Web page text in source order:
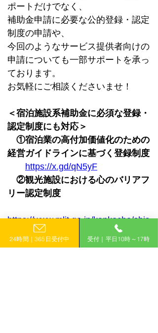
ポートだけでなく、
補助金申請に必要な公的登録・認定
制度の申請や、
今回のようなサービス提供者向けの
申請についても一部サポートを承っ
ております。
お気軽にご相談くださいませ！
＜宿泊施設系補助金に必須な登録・
認定制度にも対応＞
①宿泊業の高付加価値化のための
経営ガイドラインに基づく登録制度
https://x.gd/qN5yF
②観光施設における心のバリアフ
リー認定制度
https://www.mlit.go.jp/kankocho/shis
aku/sangyou/innovation_00001.html
24時間｜365日受付中 受付｜平日10時～17時